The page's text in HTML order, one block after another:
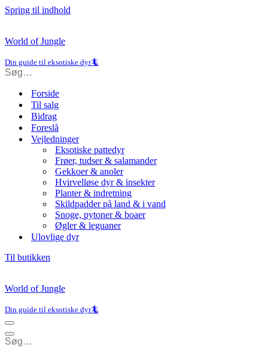
Spring til indhold
World of Jungle
Din guide til eksotiske dyr🦎
Forside
Til salg
Bidrag
Foreslå
Vejledninger
Eksotiske pattedyr
Frøer, tudser & salamander
Gekkoer & anoler
Hvirvelløse dyr & insekter
Planter & indretning
Skildpadder på land & i vand
Snoge, pytoner & boaer
Øgler & leguaner
Ulovlige dyr
Til butikken
World of Jungle
Din guide til eksotiske dyr🦎
Navigation
menu
Navigation
menu